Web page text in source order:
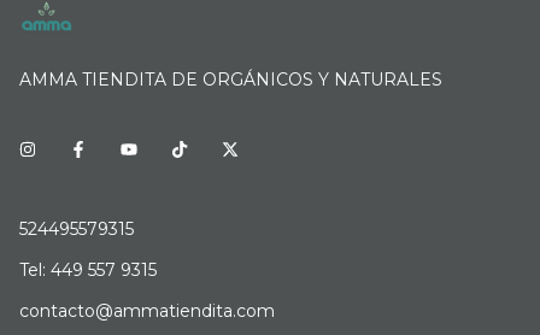
AMMA TIENDITA DE ORGÁNICOS Y NATURALES
524495579315
Tel: 449 557 9315
contacto@ammatiendita.com